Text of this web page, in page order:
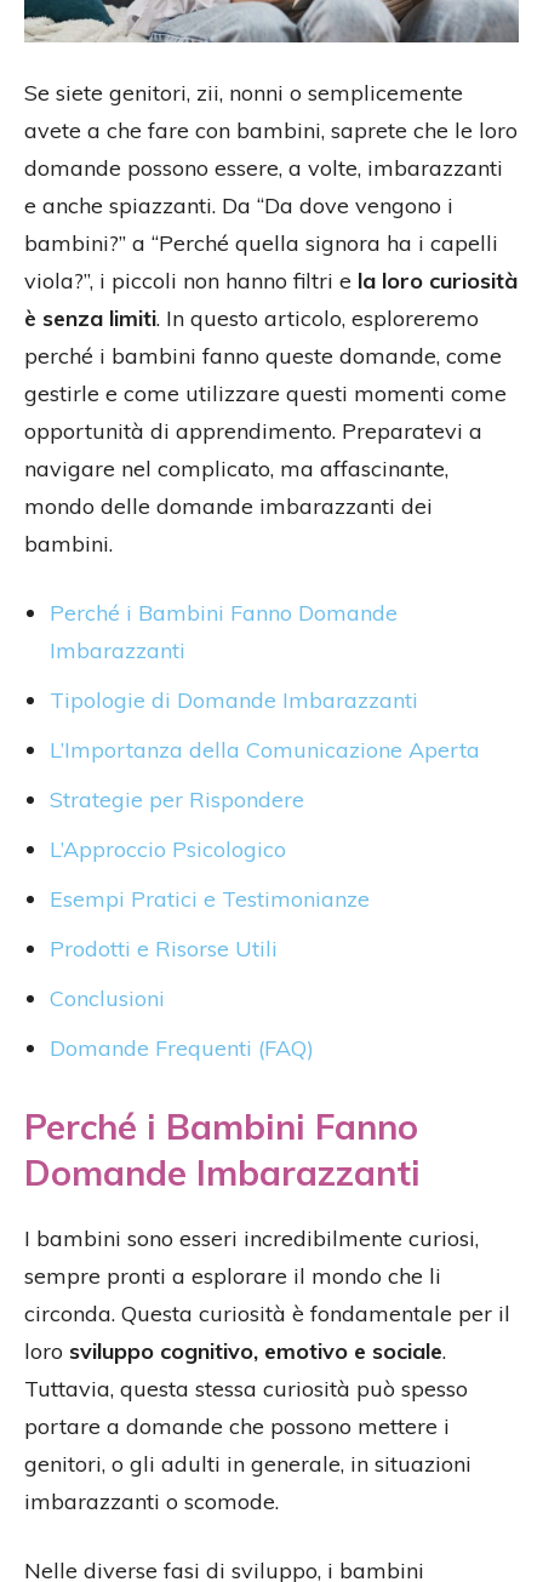
Se siete genitori, zii, nonni o semplicemente
avete a che fare con bambini, saprete che le loro
domande possono essere, a volte, imbarazzanti
e anche spiazzanti. Da “Da dove vengono i
bambini?” a “Perché quella signora ha i capelli
viola?”, i piccoli non hanno filtri e la loro curiosità
è senza limiti. In questo articolo, esploreremo
perché i bambini fanno queste domande, come
gestirle e come utilizzare questi momenti come
opportunità di apprendimento. Preparatevi a
navigare nel complicato, ma affascinante,
mondo delle domande imbarazzanti dei
bambini.
Perché i Bambini Fanno Domande
Imbarazzanti
Tipologie di Domande Imbarazzanti
L’Importanza della Comunicazione Aperta
Strategie per Rispondere
L’Approccio Psicologico
Esempi Pratici e Testimonianze
Prodotti e Risorse Utili
Conclusioni
Domande Frequenti (FAQ)
Perché i Bambini Fanno
Domande Imbarazzanti
I bambini sono esseri incredibilmente curiosi,
sempre pronti a esplorare il mondo che li
circonda. Questa curiosità è fondamentale per il
loro sviluppo cognitivo, emotivo e sociale.
Tuttavia, questa stessa curiosità può spesso
portare a domande che possono mettere i
genitori, o gli adulti in generale, in situazioni
imbarazzanti o scomode.
Nelle diverse fasi di sviluppo, i bambini